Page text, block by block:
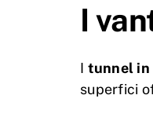
I
I tunnel in
superfici